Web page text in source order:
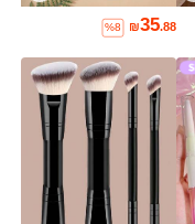
₪35.88
%8